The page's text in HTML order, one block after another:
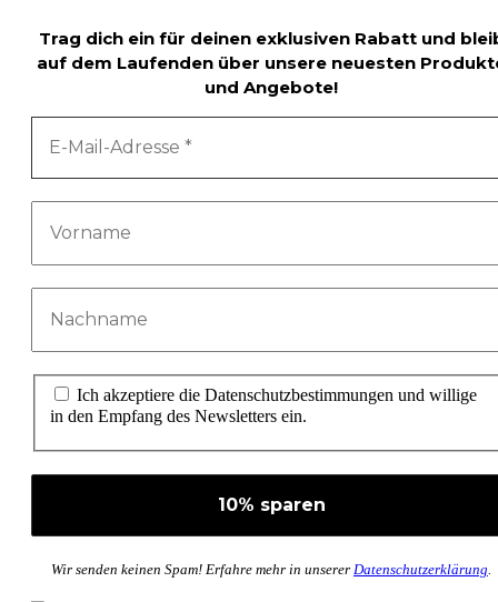
Trag dich ein für deinen exklusiven Rabatt und
auf dem Laufenden über unsere neuesten
und Angebote!
Ich akzeptiere die Datenschutzbestimmungen und willige
in den Empfang des Newsletters ein.
Wir senden keinen Spam! Erfahre mehr in unserer Datenschutzerklärung.